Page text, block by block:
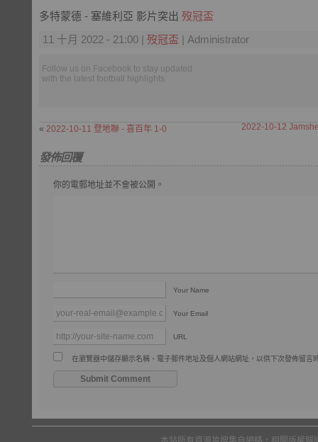
多特蒙德 - 塞維利亞 影片突出 歿冠盃
11 十月 2022 - 21:00 | 歿冠盃 | Administrator
Follow us on Facebook to stay updated
with the latest football highlights.
« 2022-10-11 登地聯 - 喜百年 1-0 2022-10-12
發佈回覆
你的電郵地址並不會被公開。
Your Name
Your Email
URL
在瀏覽器中儲存顯示名稱、電子郵件地址及個人網站網址，以供下次發佈留言